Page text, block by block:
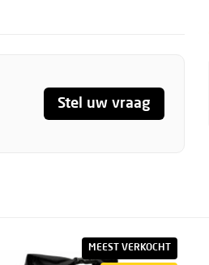
Stel uw vraag
MEEST VERKOCHT